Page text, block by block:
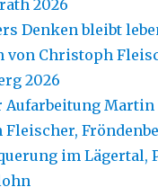
2026
Denken bleibt
von Christoph
2026
Aufarbeitung Martin
im Lägertal,